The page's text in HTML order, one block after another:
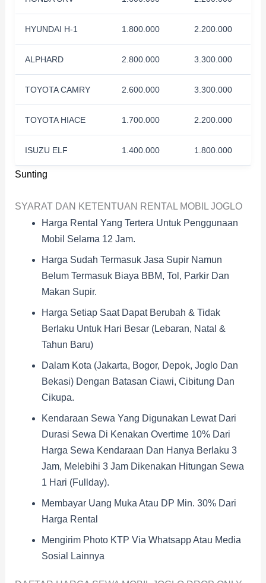
Sunting
HYUNDAI H-1 1.800.000 2.200.000
ALPHARD 2.800.000 3.300.000
TOYOTA CAMRY 2.600.000 3.300.000
TOYOTA HIACE 1.700.000 2.200.000
ISUZU ELF 1.400.000 1.800.000
SYARAT DAN KETENTUAN RENTAL MOBIL JOGLO
Harga Rental Yang Tertera Untuk Penggunaan
Mobil Selama 12 Jam.
Harga Sudah Termasuk Jasa Supir Namun
Belum Termasuk Biaya BBM, Tol, Parkir Dan
Makan Supir.
Harga Setiap Saat Dapat Berubah & Tidak
Berlaku Untuk Hari Besar (Lebaran, Natal &
Tahun Baru)
Dalam Kota (Jakarta, Bogor, Depok, Joglo Dan
Bekasi) Dengan Batasan Ciawi, Cibitung Dan
Cikupa.
Kendaraan Sewa Yang Digunakan Lewat Dari
Durasi Sewa Di Kenakan Overtime 10% Dari
Harga Sewa Kendaraan Dan Hanya Berlaku 3
Jam, Melebihi 3 Jam Dikenakan Hitungan Sewa
1 Hari (fullday).
Membayar Uang Muka Atau DP Min. 30% Dari
Harga Rental
Mengirim Photo KTP Via Whatsapp Atau Media
Sosial Lainnya